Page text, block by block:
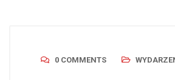
0 COMMENTS